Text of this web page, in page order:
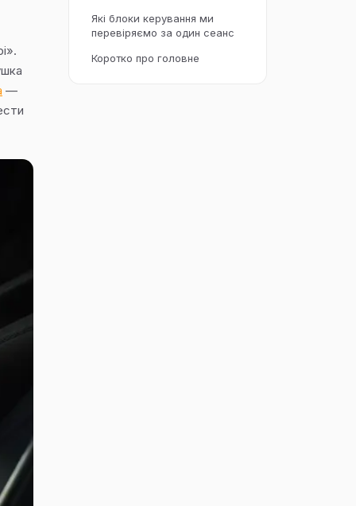
—
Які блоки керування ми
перевіряємо за один сеанс
Коротко про головне